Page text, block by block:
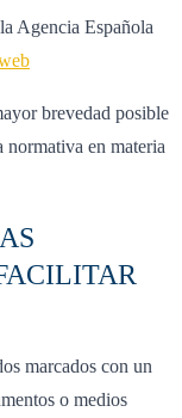
Agencia Española
brevedad posible
normativa en materia
marcados con un
o medios